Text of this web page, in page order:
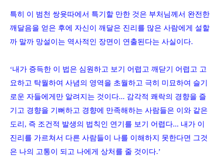
특히 이 범천 쌍윳따에서 특기할 만한 것은 부처님께서 완전한
깨달음을 얻은 후에 자신이 깨달은 진리를 많은 사람에게 설할
까 말까 망설이는 역사적인 장면이 연출된다는 사실이다.
‘내가 증득한 이 법은 심원하고 보기 어렵고 깨닫기 어렵고 고
요하고 탁월하여 사념의 영역을 초월하고 극히 미묘하여 슬기
로운 자들에게만 알려지는 것이다... 감각적 쾌락의 경향을 즐
기고 경향을 기뻐하고 경향에 만족해하는 사람들은 이와 같은
도리 , 즉 조건적 발생의 법칙인 연기를 보기 어렵다... 내가 이
진리를 가르쳐서 다른 사람들이 나를 이해하지 못한다면 그것
은 나의 고통이 되고 나에게 상처를 줄 것이다.’